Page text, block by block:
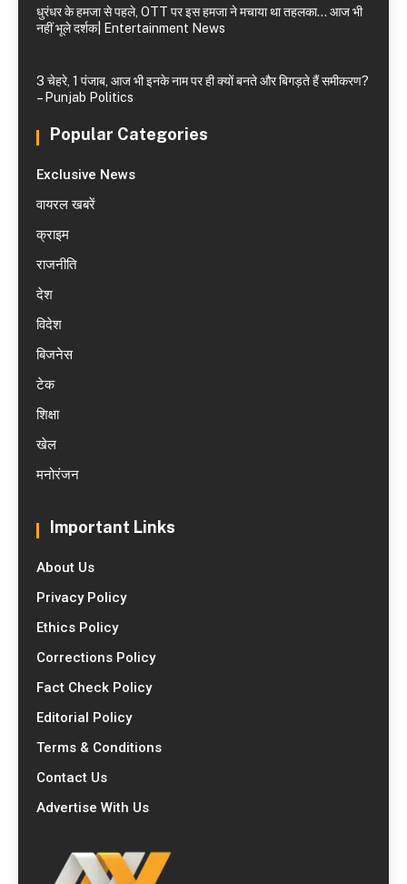
धुरंधर के हमजा से पहले, OTT पर इस हमजा ने मचाया था तहलका… आज भी
नहीं भूले दर्शक| Entertainment News
3 चेहरे, 1 पंजाब, आज भी इनके नाम पर ही क्यों बनते और बिगड़ते हैं समीकरण?
– Punjab Politics
Popular Categories
Exclusive News
वायरल खबरें
क्राइम
राजनीति
देश
विदेश
बिजनेस
टेक
शिक्षा
खेल
मनोरंजन
Important Links
About Us
Privacy Policy
Ethics Policy
Corrections Policy
Fact Check Policy
Editorial Policy
Terms & Conditions
Contact Us
Advertise With Us